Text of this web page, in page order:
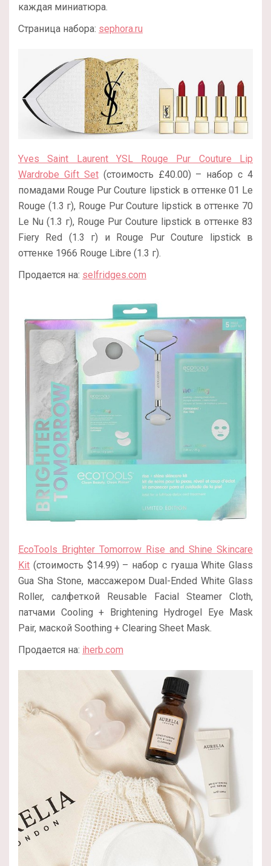
каждая миниатюра.
Страница набора: sephora.ru
Yves Saint Laurent YSL Rouge Pur Couture Lip
Wardrobe Gift Set(стоимость £40.00) – набор с 4
помадами Rouge Pur Couture lipstick в оттенке 01 Le
Rouge (1.3 г), Rouge Pur Couture lipstick в оттенке 70
Le Nu (1.3 г), Rouge Pur Couture lipstick в оттенке 83
Fiery Red (1.3 г) и Rouge Pur Couture lipstick в
оттенке 1966 Rouge Libre (1.3 г).
Продается на: selfridges.com
EcoTools Brighter Tomorrow Rise and Shine Skincare
Kit (стоимость $14.99) – набор с гуаша White Glass
Gua Sha Stone, массажером Dual-Ended White Glass
Roller, салфеткой Reusable Facial Steamer Cloth,
патчами Cooling + Brightening Hydrogel Eye Mask
Pair, маской Soothing + Clearing Sheet Mask.
Продается на: iherb.com